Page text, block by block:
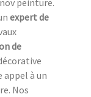
expert de
de
à un
Nos